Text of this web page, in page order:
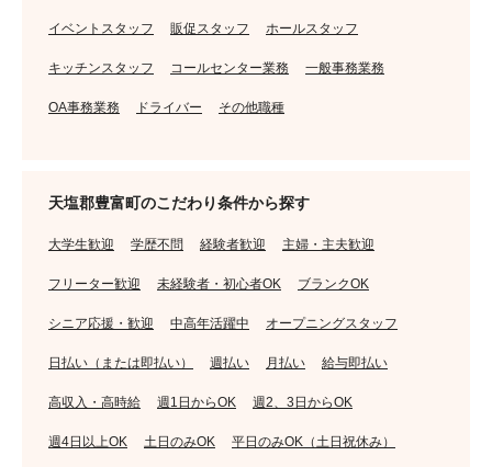
イベントスタッフ 販促スタッフ ホールスタッフ
キッチンスタッフ コールセンター業務 一般事務業務
OA事務業務 ドライバー その他職種
天塩郡豊富町のこだわり条件から探す
大学生歓迎 学歴不問 経験者歓迎 主婦・主夫歓迎
フリーター歓迎 未経験者・初心者OK ブランクOK
シニア応援・歓迎 中高年活躍中 オープニングスタッフ
日払い（または即払い） 週払い 月払い 給与即払い
高収入・高時給 週1日からOK 週2、3日からOK
週4日以上OK 土日のみOK 平日のみOK（土日祝休み）